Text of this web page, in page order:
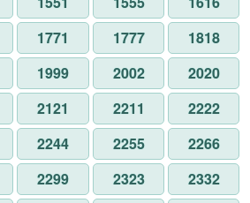
1771 1777
1818
1999 2002
2020
2121 2211
2222
2244 2255
2266
2299 2323
2332